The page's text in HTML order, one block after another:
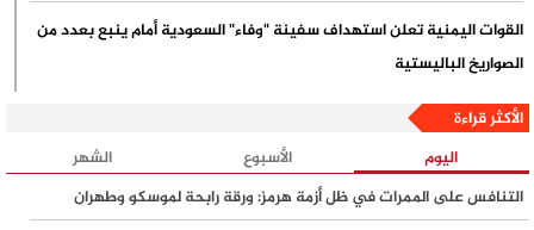
القوات اليمنية تعلن استهداف سفينة "وفاء" السعودية أمام ينبع بعدد من
الصواريخ الباليستية
ورقة بحثية: تصاعد التعذيب والتجويع بحق الأسرى الفلسطينيين خلال تموز
وارتفاع أعداد المعتقلين إلى مستويات غير مسبوقة
الشيخ قاسم: الخيار الوحيد أمام العدو هو الانسحاب الكامل وسينسحب ولن
الأكثر قراءة
اليوم
الأسبوع
الشهر
التنافس على الممرات في ظل أزمة هرمز: ورقة رابحة لموسكو وطهران